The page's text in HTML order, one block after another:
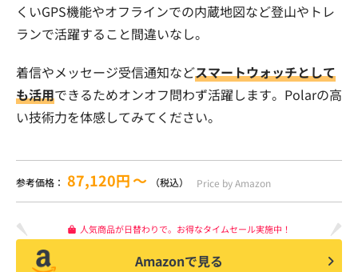
くいGPS機能やオフラインでの内蔵地図など登山やトレ
ランで活躍すること間違いなし。
着信やメッセージ受信通知などスマートウォッチとして
も活用できるためオンオフ問わず活躍します。Polarの高
い技術力を体感してみてください。
参考価格： 87,120円〜 （税込） Price by Amazon
人気商品が日替わりで。お得なタイムセール実施中！
Amazonで見る